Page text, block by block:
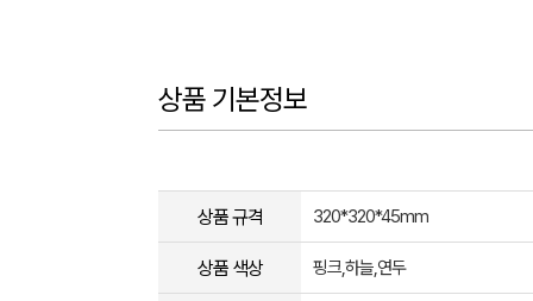
상품 기본정보
상품 규격 320*320*45mm
상품 색상 핑크,하늘,연두